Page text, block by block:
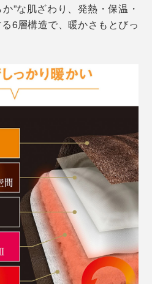
”な肌ざわり、発熱・保温・
6層構造で、暖かさもとびっ